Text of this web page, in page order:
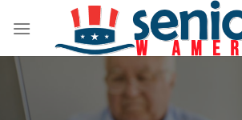
zawartości